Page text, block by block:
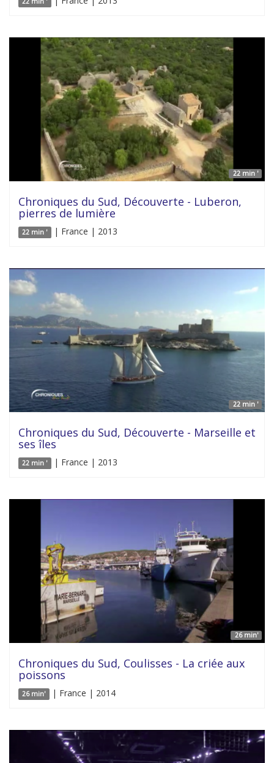
22 min '
Chroniques du Sud, Découverte - Luberon,
pierres de lumière
22 min ' | France | 2013
22 min '
Chroniques du Sud, Découverte - Marseille et
ses îles
22 min ' | France | 2013
26 min'
Chroniques du Sud, Coulisses - La criée aux
poissons
26 min' | France | 2014